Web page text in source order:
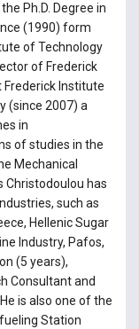
Ph.D. Degree in
(1990) form
of Technology
of Frederick
Institute
(since 2007) a
in
of studies in the
Mechanical
Christodoulou has
such as
Hellenic Sugar
Industry, Pafos,
(5 years),
Consultant and
is also one of the
Station